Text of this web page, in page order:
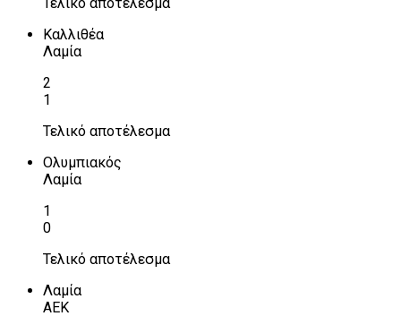
Καλλιθέα
Λαμία
2
1
Τελικό αποτέλεσμα
Ολυμπιακός
Λαμία
1
0
Τελικό αποτέλεσμα
Λαμία
ΑΕΚ